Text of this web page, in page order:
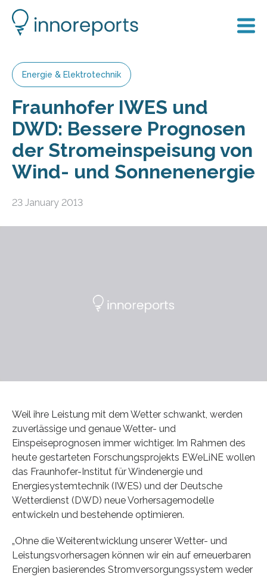
Energie & Elektrotechnik
Fraunhofer IWES und
DWD: Bessere Prognosen
der Stromeinspeisung von
Wind- und Sonnenenergie
23 January 2013
Weil ihre Leistung mit dem Wetter schwankt, werden
zuverlässige und genaue Wetter- und
Einspeiseprognosen immer wichtiger. Im Rahmen des
heute gestarteten Forschungsprojekts EWeLiNE wollen
das Fraunhofer-Institut für Windenergie und
Energiesystemtechnik (IWES) und der Deutsche
Wetterdienst (DWD) neue Vorhersagemodelle
entwickeln und bestehende optimieren.
„Ohne die Weiterentwicklung unserer Wetter- und
Leistungsvorhersagen können wir ein auf erneuerbaren
Energien basierendes Stromversorgungssystem weder